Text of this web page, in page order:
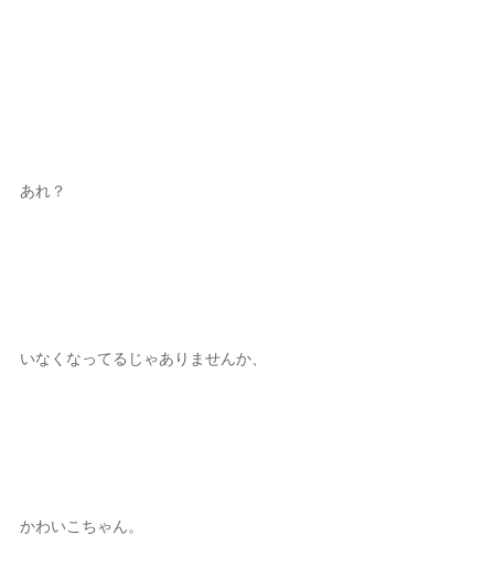
あれ？
いなくなってるじゃありませんか、
かわいこちゃん。